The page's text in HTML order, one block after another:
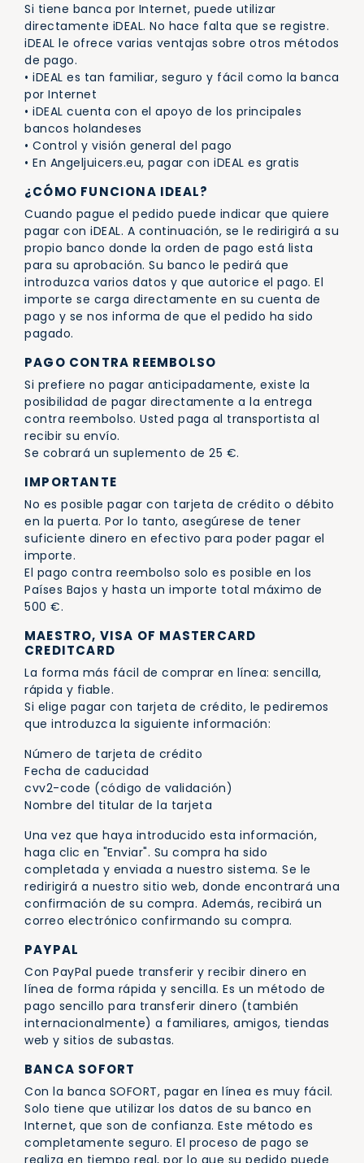
Si tiene banca por Internet, puede utilizar
directamente iDEAL. No hace falta que se registre.
iDEAL le ofrece varias ventajas sobre otros métodos
de pago.
• iDEAL es tan familiar, seguro y fácil como la banca
por Internet
• iDEAL cuenta con el apoyo de los principales
bancos holandeses
• Control y visión general del pago
• En Angeljuicers.eu, pagar con iDEAL es gratis
¿CÓMO FUNCIONA IDEAL?
Cuando pague el pedido puede indicar que quiere
pagar con iDEAL. A continuación, se le redirigirá a su
propio banco donde la orden de pago está lista
para su aprobación. Su banco le pedirá que
introduzca varios datos y que autorice el pago. El
importe se carga directamente en su cuenta de
pago y se nos informa de que el pedido ha sido
pagado.
PAGO CONTRA REEMBOLSO
Si prefiere no pagar anticipadamente, existe la
posibilidad de pagar directamente a la entrega
contra reembolso. Usted paga al transportista al
recibir su envío.
Se cobrará un suplemento de 25 €.
IMPORTANTE
No es posible pagar con tarjeta de crédito o débito
en la puerta. Por lo tanto, asegúrese de tener
suficiente dinero en efectivo para poder pagar el
importe.
El pago contra reembolso solo es posible en los
Países Bajos y hasta un importe total máximo de
500 €.
MAESTRO, VISA OF MASTERCARD
CREDITCARD
La forma más fácil de comprar en línea: sencilla,
rápida y fiable.
Si elige pagar con tarjeta de crédito, le pediremos
que introduzca la siguiente información:
Número de tarjeta de crédito
Fecha de caducidad
cvv2-code (código de validación)
Nombre del titular de la tarjeta
Una vez que haya introducido esta información,
haga clic en "Enviar". Su compra ha sido
completada y enviada a nuestro sistema. Se le
redirigirá a nuestro sitio web, donde encontrará una
confirmación de su compra. Además, recibirá un
correo electrónico confirmando su compra.
PAYPAL
Con PayPal puede transferir y recibir dinero en
línea de forma rápida y sencilla. Es un método de
pago sencillo para transferir dinero (también
internacionalmente) a familiares, amigos, tiendas
web y sitios de subastas.
BANCA SOFORT
Con la banca SOFORT, pagar en línea es muy fácil.
Solo tiene que utilizar los datos de su banco en
Internet, que son de confianza. Este método es
completamente seguro. El proceso de pago se
realiza en tiempo real, por lo que su pedido puede